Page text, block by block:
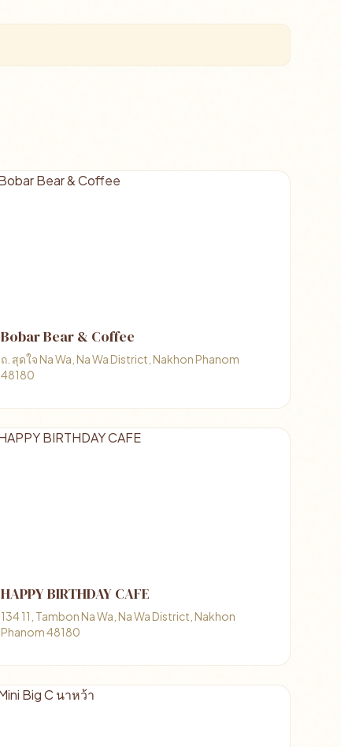
Bobar Bear & Coffee
ถ. สุดใจ Na Wa, Na Wa District, Nakhon Phanom
48180
HAPPY BIRTHDAY CAFE
134 11, Tambon Na Wa, Na Wa District, Nakhon
Phanom 48180